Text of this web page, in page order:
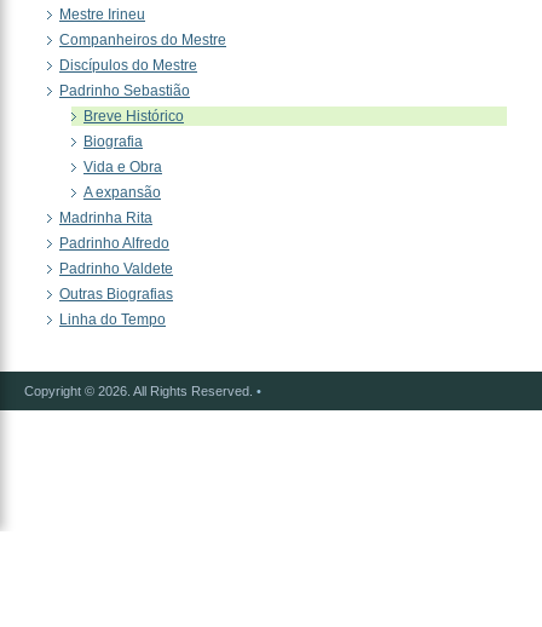
Mestre Irineu
Companheiros do Mestre
Discípulos do Mestre
Padrinho Sebastião
Breve Histórico
Biografia
Vida e Obra
A expansão
Madrinha Rita
Padrinho Alfredo
Padrinho Valdete
Outras Biografias
Linha do Tempo
Copyright © 2026. All Rights Reserved. •